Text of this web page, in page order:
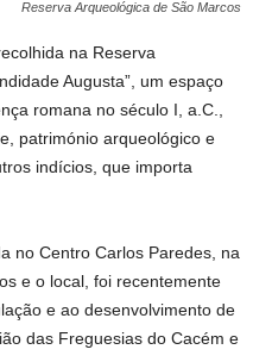
Reserva Arqueológica de São Marcos
na Reserva
Augusta”, um espaço
romana no século I, a.C.,
património arqueológico e
indícios, que importa
no Centro Carlos Paredes, na
e o local, foi recentemente
e ao desenvolvimento de
das Freguesias do Cacém e